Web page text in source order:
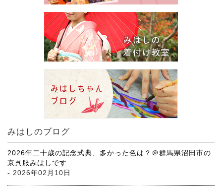
みはしのブログ
2026年二十歳の記念式典、多かった色は？＠群馬県沼田市の
京呉服みはしです
- 2026年02月10日